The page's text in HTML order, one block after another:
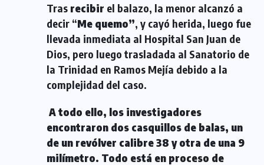
Tras recibir el balazo, la menor alcanzó a
decir “Me quemo”, y cayó herida, luego fue
llevada inmediata al Hospital San Juan de
Dios, pero luego trasladada al Sanatorio de
la Trinidad en Ramos Mejía debido a la
complejidad del caso.
A todo ello, los investigadores
encontraron dos casquillos de balas, un
de un revólver calibre 38 y otra de una 9
milímetro. Todo está en proceso de